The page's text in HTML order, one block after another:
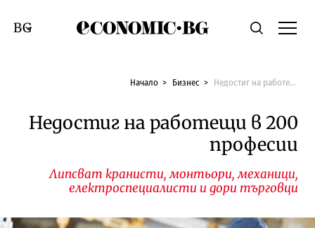
Economic.bgТърсене
Смяна на език
Начало Бизнес Недостиг на работещи в 200 професии
Недостиг на работещи в 200
професии
Липсват кранисти, монтьори, механици,
електроспециалисти и дори търговци